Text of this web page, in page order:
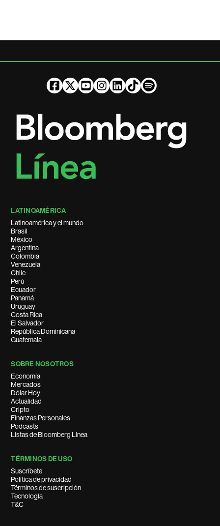
LATINOAMÉRICA
Latinoamérica y el mundo
Brasil
México
Argentina
Colombia
Venezuela
Chile
Perú
Ecuador
Panamá
Uruguay
Costa Rica
El Salvador
República Dominicana
Guatemala
SOBRE NOSOTROS
Economía
Mercados
Dólar Hoy
Actualidad
Cripto
Finanzas Personales
Podcasts
Listas de Bloomberg Línea
TÉRMINOS DE USO
Suscríbete
Política de privacidad
Términos de suscripción
Tecnología
T&C